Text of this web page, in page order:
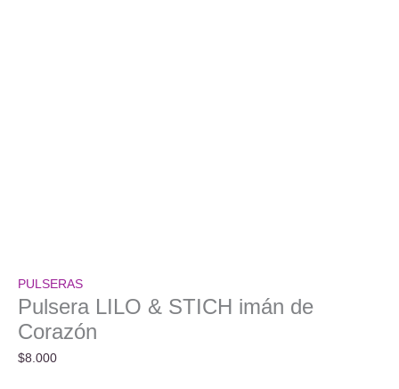
PULSERAS
Pulsera LILO & STICH imán de
Corazón
$8.000